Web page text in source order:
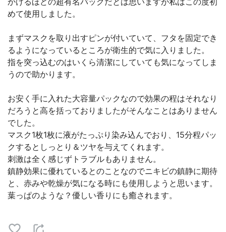
めて使用しました。
まずマスクを取り出すピンが付いていて、フタを固定でき
るようになっているところが衛生的で気に入りました。
指を突っ込むのはいくら清潔にしていても気になってしま
うので助かります。
お安く手に入れた大容量パックなので効果の程はそれなり
だろうと高を括っておりましたがそんなことはありません
でした。
マスク1枚1枚に液がたっぷり染み込んでおり、15分程パッ
クするとしっとり＆ツヤを与えてくれます。
刺激は全く感じずトラブルもありません。
鎮静効果に優れているとのことなのでニキビの鎮静に期待
と、赤みや乾燥が気になる時にも使用しようと思います。
葉っぱのような？優しい香りにも癒されます。